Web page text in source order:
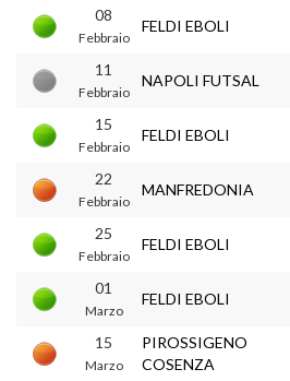
08
Febbraio
FELDI EBOLI
11
Febbraio
NAPOLI FUTSAL
15
Febbraio
FELDI EBOLI
22
Febbraio
MANFREDONIA
25
Febbraio
FELDI EBOLI
01
Marzo
FELDI EBOLI
15
Marzo
PIROSSIGENO
COSENZA